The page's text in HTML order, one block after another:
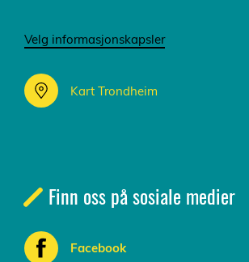
Velg informasjonskapsler
Kart Trondheim
Finn oss på sosiale medier
Facebook